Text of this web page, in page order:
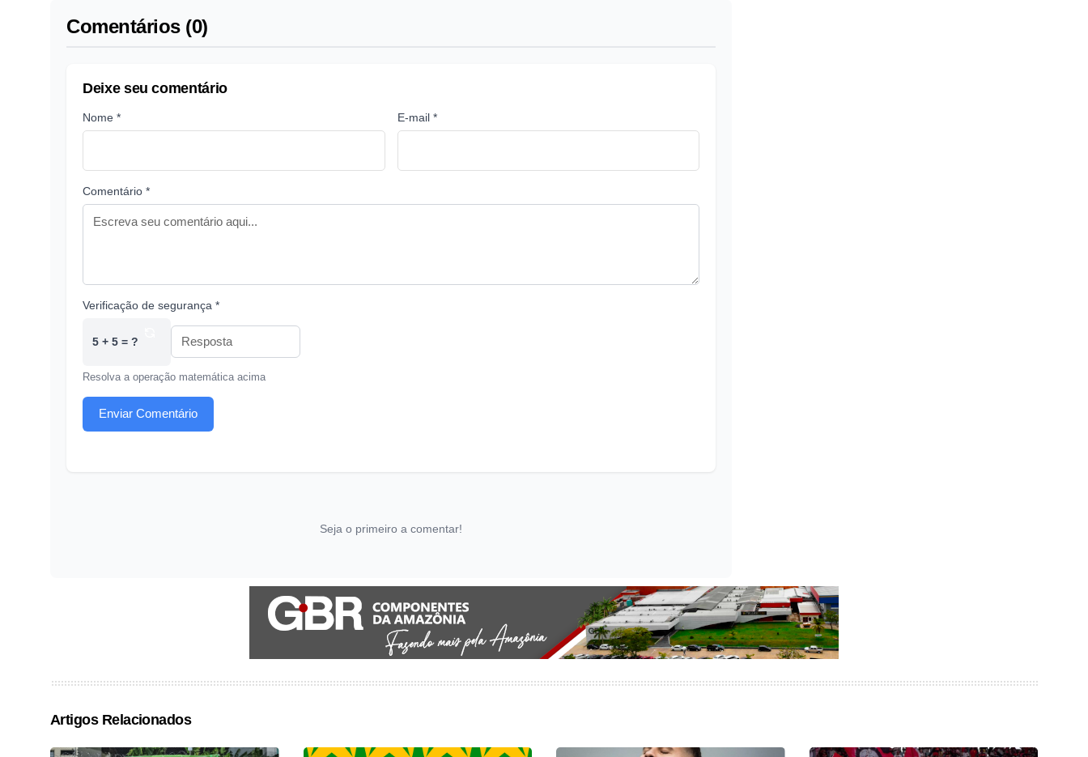
Comentários (0)
Deixe seu comentário
Nome * E-mail *
Comentário *
Verificação de segurança *
5 + 5 = ?
Resolva a operação matemática acima
Enviar Comentário
Seja o primeiro a comentar!
Artigos Relacionados